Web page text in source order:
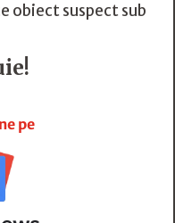
obiect suspect sub
pe